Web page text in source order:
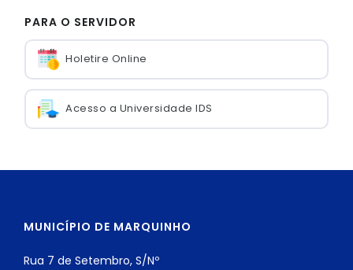
PARA O SERVIDOR
Holetire Online
Acesso a Universidade IDS
MUNICÍPIO DE MARQUINHO
Rua 7 de Setembro, S/Nº